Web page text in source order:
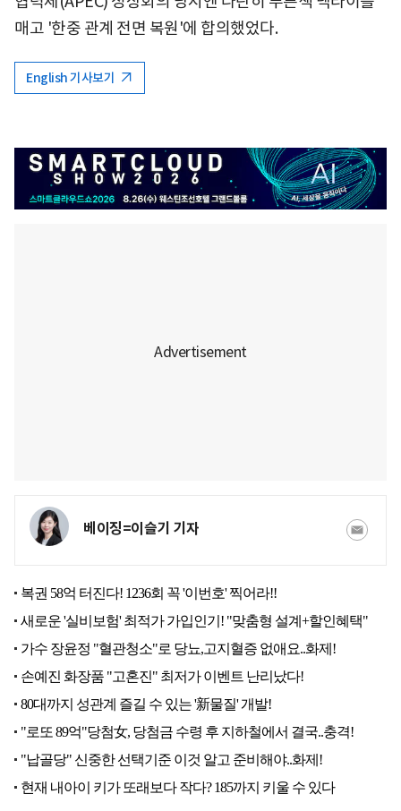
매고 '한중 관계 전면 복원'에 합의했었다.
English 기사보기
베이징=이슬기 기자